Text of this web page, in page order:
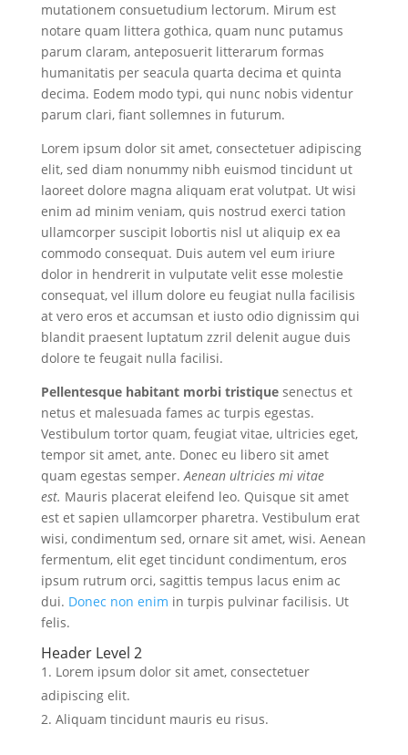
mutationem consuetudium lectorum. Mirum est
notare quam littera gothica, quam nunc putamus
parum claram, anteposuerit litterarum formas
humanitatis per seacula quarta decima et quinta
decima. Eodem modo typi, qui nunc nobis videntur
parum clari, fiant sollemnes in futurum.
Lorem ipsum dolor sit amet, consectetuer adipiscing
elit, sed diam nonummy nibh euismod tincidunt ut
laoreet dolore magna aliquam erat volutpat. Ut wisi
enim ad minim veniam, quis nostrud exerci tation
ullamcorper suscipit lobortis nisl ut aliquip ex ea
commodo consequat. Duis autem vel eum iriure
dolor in hendrerit in vulputate velit esse molestie
consequat, vel illum dolore eu feugiat nulla facilisis
at vero eros et accumsan et iusto odio dignissim qui
blandit praesent luptatum zzril delenit augue duis
dolore te feugait nulla facilisi.
Pellentesque habitant morbi tristiquesenectus et
netus et malesuada fames ac turpis egestas.
Vestibulum tortor quam, feugiat vitae, ultricies eget,
tempor sit amet, ante. Donec eu libero sit amet
quam egestas semper.Aenean ultricies mi vitae
est. Mauris placerat eleifend leo. Quisque sit amet
est et sapien ullamcorper pharetra. Vestibulum erat
wisi, condimentum sed, ornare sit amet, wisi. Aenean
fermentum, elit eget tincidunt condimentum, eros
ipsum rutrum orci, sagittis tempus lacus enim ac
dui. Donec non enim in turpis pulvinar facilisis. Ut
felis.
Header Level 2
Lorem ipsum dolor sit amet, consectetuer
adipiscing elit.
Aliquam tincidunt mauris eu risus.